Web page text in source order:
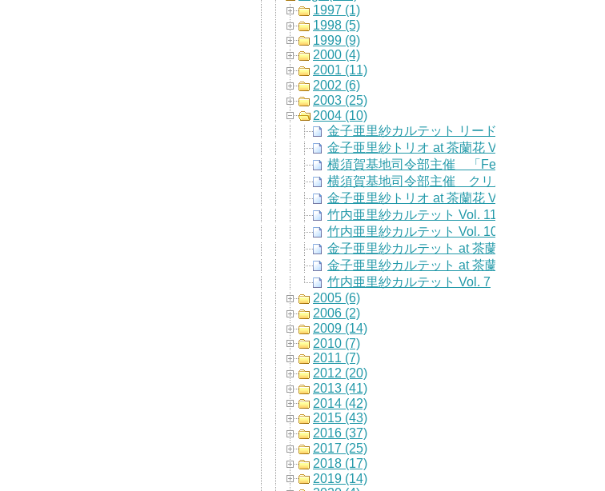
1997 (1)
1998 (5)
1999 (9)
2000 (4)
2001 (11)
2002 (6)
2003 (25)
2004 (10)
金子亜里紗カルテット リードアルバム「
金子亜里紗トリオ at 茶蘭花 Vol. 13
横須賀基地司令部主催 「Festival of Trees」
横須賀基地司令部主催 クリスマスパーティー
金子亜里紗トリオ at 茶蘭花 Vol. 12
竹内亜里紗カルテット Vol. 11
竹内亜里紗カルテット Vol. 10
金子亜里紗カルテット at 茶蘭花 Vol. 9
金子亜里紗カルテット at 茶蘭花 Vol. 8
竹内亜里紗カルテット Vol. 7
2005 (6)
2006 (2)
2009 (14)
2010 (7)
2011 (7)
2012 (20)
2013 (41)
2014 (42)
2015 (43)
2016 (37)
2017 (25)
2018 (17)
2019 (14)